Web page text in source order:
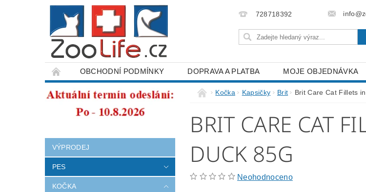
728718392
OBCHODNÍ PODMÍNKY DOPRAVA A PLATBA MOJE OBJEDNÁVKA
ODSTOUPENÍ OD SMLOUVY
VÝPRODEJ
PES
KOČKA
Kočka Kapsičky Brit Brit Care Cat Fillets
BRIT CARE CAT
DUCK 85G
Neohodnoceno